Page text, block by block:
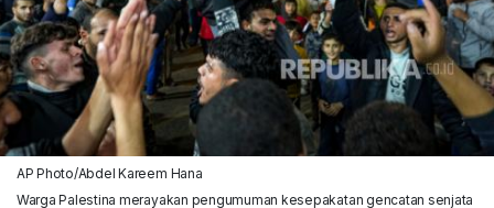
AP Photo/Abdel Kareem Hana
Warga Palestina merayakan pengumuman kesepakatan gencatan senjata